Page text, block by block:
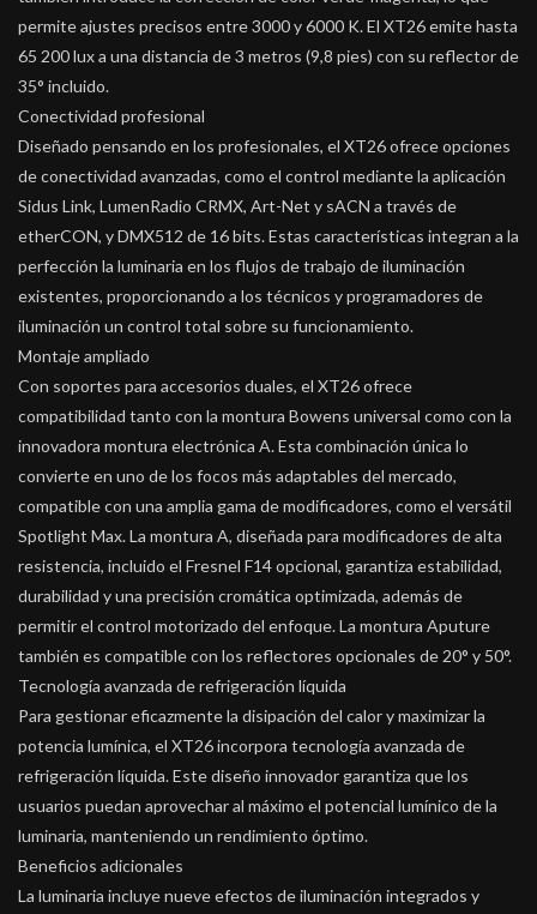
permite ajustes precisos entre 3000 y 6000 K. El XT26 emite hasta
65 200 lux a una distancia de 3 metros (9,8 pies) con su reflector de
35° incluido.
Conectividad profesional
Diseñado pensando en los profesionales, el XT26 ofrece opciones
de conectividad avanzadas, como el control mediante la aplicación
Sidus Link, LumenRadio CRMX, Art-Net y sACN a través de
etherCON, y DMX512 de 16 bits. Estas características integran a la
perfección la luminaria en los flujos de trabajo de iluminación
existentes, proporcionando a los técnicos y programadores de
iluminación un control total sobre su funcionamiento.
Montaje ampliado
Con soportes para accesorios duales, el XT26 ofrece
compatibilidad tanto con la montura Bowens universal como con la
innovadora montura electrónica A. Esta combinación única lo
convierte en uno de los focos más adaptables del mercado,
compatible con una amplia gama de modificadores, como el versátil
Spotlight Max. La montura A, diseñada para modificadores de alta
resistencia, incluido el Fresnel F14 opcional, garantiza estabilidad,
durabilidad y una precisión cromática optimizada, además de
permitir el control motorizado del enfoque. La montura Aputure
también es compatible con los reflectores opcionales de 20° y 50°.
Tecnología avanzada de refrigeración líquida
Para gestionar eficazmente la disipación del calor y maximizar la
potencia lumínica, el XT26 incorpora tecnología avanzada de
refrigeración líquida. Este diseño innovador garantiza que los
usuarios puedan aprovechar al máximo el potencial lumínico de la
luminaria, manteniendo un rendimiento óptimo.
Beneficios adicionales
La luminaria incluye nueve efectos de iluminación integrados y